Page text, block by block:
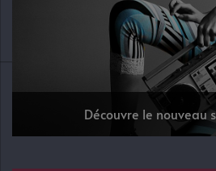
Découvre le nouveau